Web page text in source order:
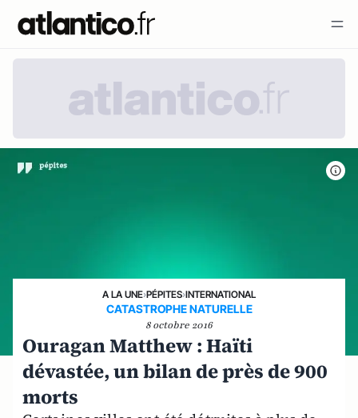
A LA UNE›PÉPITES›INTERNATIONAL
CATASTROPHE NATURELLE
8 octobre 2016
Ouragan Matthew : Haïti
dévastée, un bilan de près de 900
morts